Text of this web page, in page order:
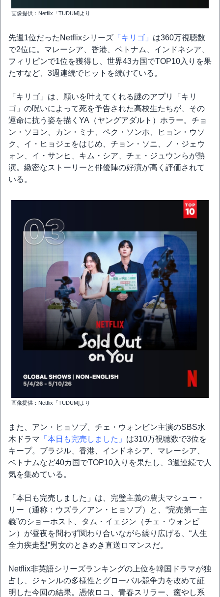
画像提供：Netflix「TUDUM]より
先週1位だったNetflixシリーズ 「キリゴ」 は360万視聴数
で2位に。マレーシア、香港、ベトナム、インドネシア、
フィリピンで1位を獲得し、世界43カ国でTOP10入りを果
たすなど、3週連続でヒットを続けている。
「キリゴ」は、願いを叶えてくれる謎のアプリ「キリ
ゴ」の呪いによって死を予告された高校生たちが、その
運命に抗う姿を描くYA（ヤングアダルト）ホラー。チョ
ン・ソヨン、カン・ミナ、ペク・ソンホ、ヒョン・ウソ
ク、イ・ヒョジェをはじめ、チョン・ソニ、ノ・ジェウ
ォン、イ・サンヒ、キム・シア、チェ・ジュウンらが熱
演。緻密なストーリーと俳優陣の好演が高く評価されて
いる。
画像提供：Netflix「TUDUM]より
また、アン・ヒョソプ、チェ・ウォンビン主演のSBS水
木ドラマ 「本日も完売しました」 は310万視聴数で3位を
キープ。ブラジル、香港、インドネシア、マレーシア、
ベトナムなど40カ国でTOP10入りを果たし、3週連続で人
気を集めている。
「本日も完売しました」は、完璧主義の農夫マシュー・
リー（通称：ウズラ／アン・ヒョソプ）と、“完売第一主
義”のショーホスト、タム・イェジン（チェ・ウォンビ
ン）が昼夜を問わず関わり合いながら繰り広げる、“人生
全力疾走型”男女のときめき直送ロマンスだ。
Netflix非英語シリーズランキングの上位を韓国ドラマが独
占し、ジャンルの多様性とグローバル競争力を改めて証
明した今回の結果。憑依ロコ、青春スリラー、癒やし系